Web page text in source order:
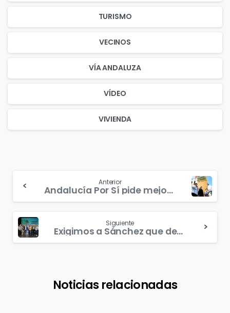
TURISMO
VECINOS
VÍA ANDALUZA
VÍDEO
VIVIENDA
Reading
Anterior
Andalucía Por Sí pide mejoras sanitarias para La Janda y acuerdo con los profesionales del sector
Siguiente
Exigimos a Sánchez que devuelva el dinero robado a Andalucía en las comisiones y mordidas del PSOE
Noticias relacionadas